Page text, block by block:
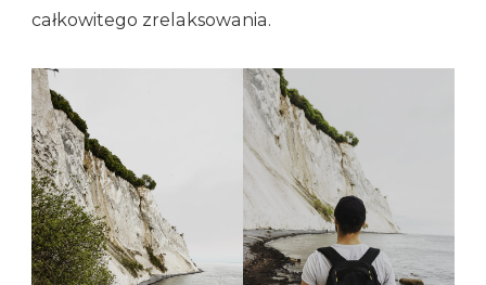
całkowitego zrelaksowania.